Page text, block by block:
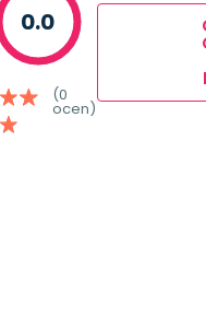
0.0
(0
ocen)